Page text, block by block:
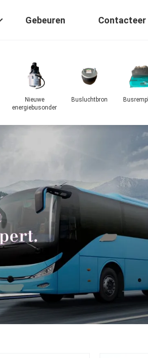
Gebeuren Contacteer